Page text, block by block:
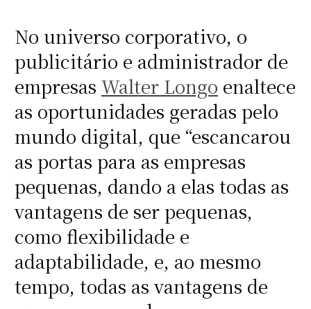
No universo corporativo, o
publicitário e administrador de
empresas Walter Longo enaltece
as oportunidades geradas pelo
mundo digital, que “escancarou
as portas para as empresas
pequenas, dando a elas todas as
vantagens de ser pequenas,
como flexibilidade e
adaptabilidade, e, ao mesmo
tempo, todas as vantagens de